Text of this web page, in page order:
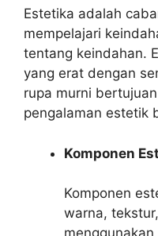
Estetika adalah
mempelajari
tentang keindahan.
yang erat dengan
rupa murni
pengalaman estetik
Komponen
Komponen
warna,